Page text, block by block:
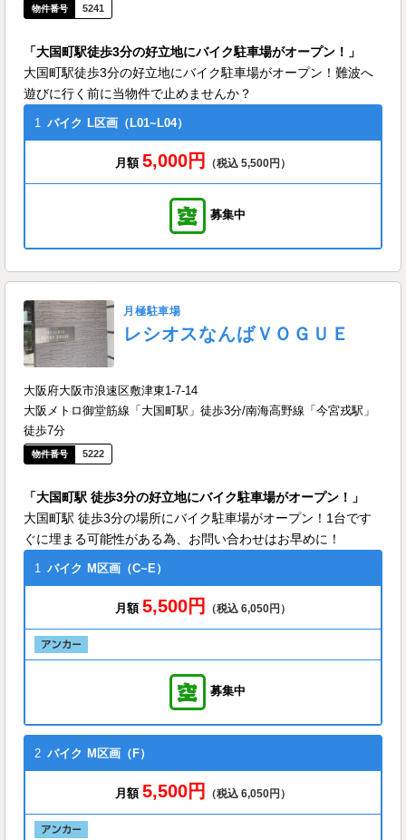
5241
「大国町駅徒歩3分の好立地にバイク駐車場がオープン！」
大国町駅徒歩3分の好立地にバイク駐車場がオープン！難波へ
遊びに行く前に当物件で止めませんか？
1 バイク L区画（L01~L04）
月額 5,000円 （税込 5,500円）
募集中
月極駐車場
レシオスなんばＶＯＧＵＥ
大阪府大阪市浪速区敷津東1-7-14
大阪メトロ御堂筋線「大国町駅」徒歩3分/南海高野線「今宮戎駅」
徒歩7分
5222
「大国町駅 徒歩3分の好立地にバイク駐車場がオープン！」
大国町駅 徒歩3分の場所にバイク駐車場がオープン！1台です
ぐに埋まる可能性がある為、お問い合わせはお早めに！
1 バイク M区画（C~E）
月額 5,500円 （税込 6,050円）
募集中
2 バイク M区画（F）
月額 5,500円 （税込 6,050円）